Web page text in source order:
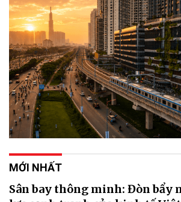
MỚI NHẤT
Sân bay thông minh: Đòn bẩy